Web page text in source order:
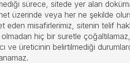
sürece, sitede yer alan
üzerinde veya her ne şekilde
eden misafirlerimiz, sitenin telif
hiç bir suretle
ve üreticinin belirtilmediği